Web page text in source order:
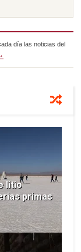
día las noticias del
litio
primas